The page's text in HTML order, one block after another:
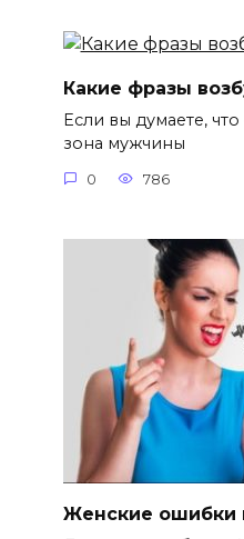
Какие фразы
Если вы думаете,
зона мужчины
0 786
Женские ошибки